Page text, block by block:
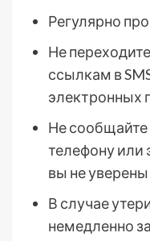
Регулярно
Не
ссылкам в
электронных
Не сообщайте
телефону или
вы не
В случае
немедленно